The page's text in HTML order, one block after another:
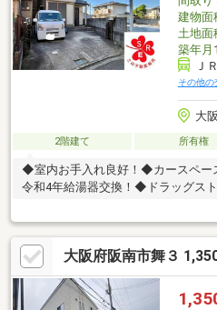
市立鳥取東中学校 徒歩6分
建物面
土地面
築年月
Ｊ
その他の
大
2階建て 所有権
◆室内お手入れ良好！◆カースペー
令和4年給湯器交換！◆ドラッグス
大阪府阪南市舞３